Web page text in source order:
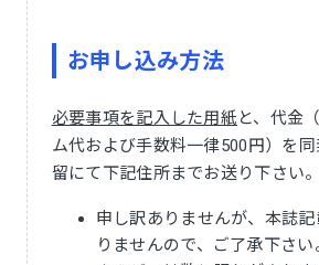
お申し込み方法
必要事項を記入した用紙 と、代金
ム代および手数料一律500円）を
留にて下記住所までお送り下さい。
申し訳ありませんが、本誌
りませんので、ご了承下さ